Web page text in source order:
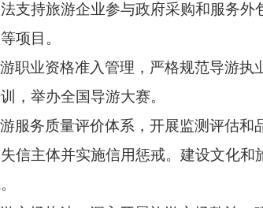
支持旅游企业参与政府采购和服务外
项目。
职业资格准入管理，严格规范导游
，举办全国导游大赛。
服务质量评价体系，开展监测评估和
信主体并实施信用惩戒。建设文化和